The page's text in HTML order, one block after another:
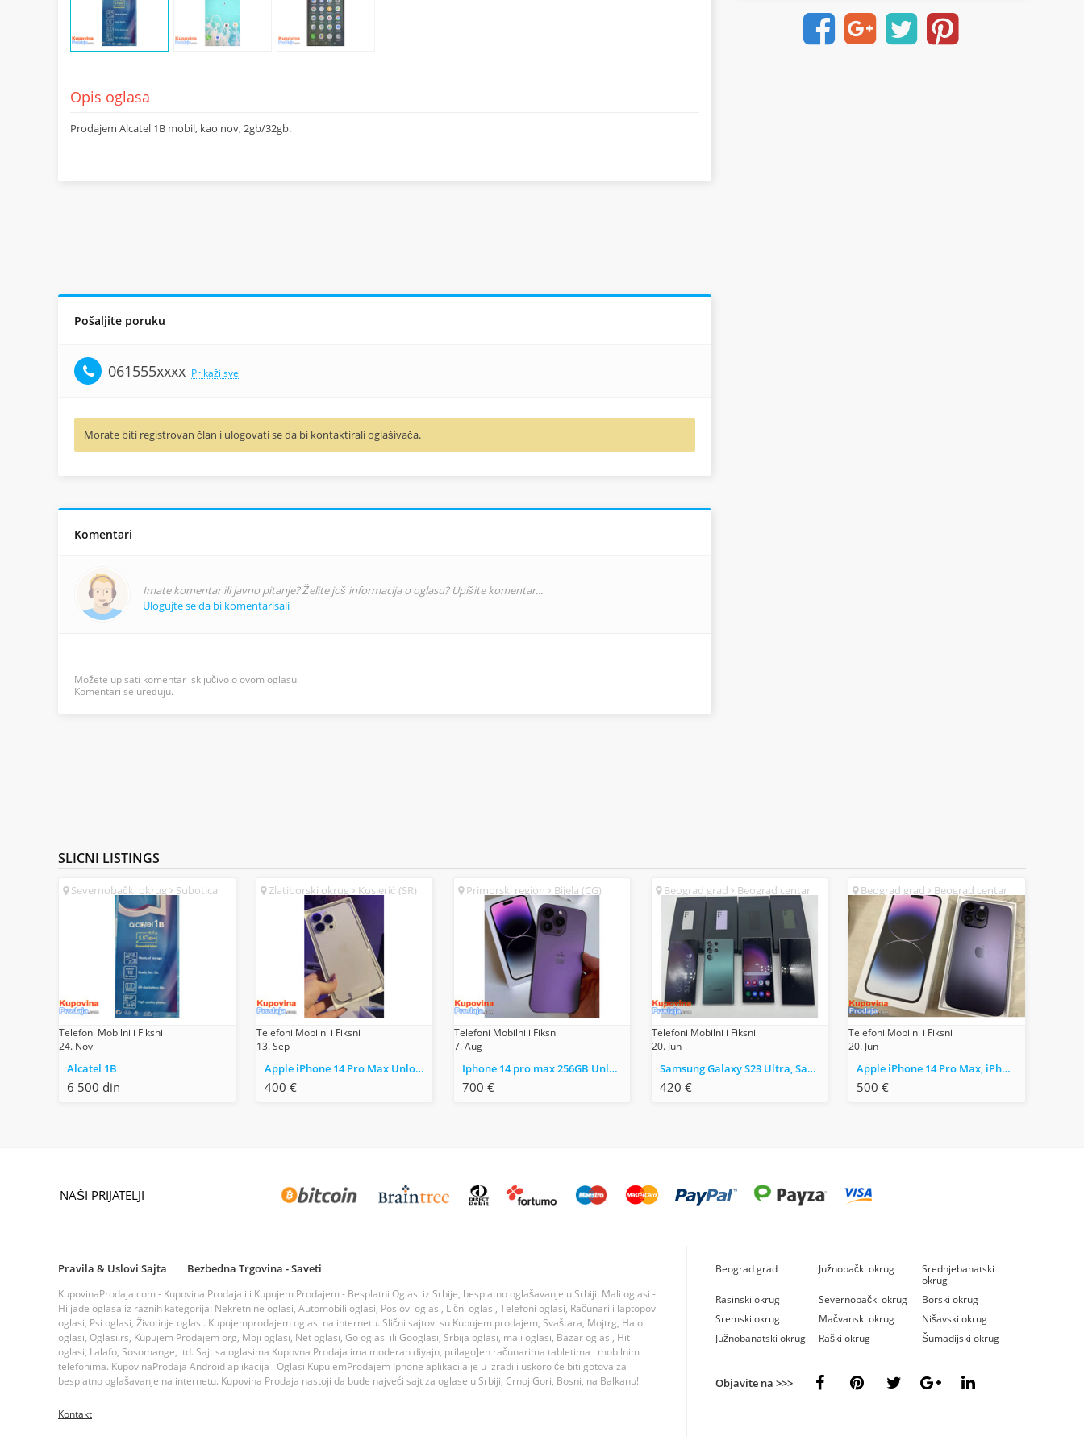
Opis oglasa
Prodajem Alcatel 1B mobil, kao nov, 2gb/32gb.
Pošaljite poruku
061555xxxx Prikaži sve
Morate biti registrovan član i ulogovati se da bi kontaktirali oglašivača.
Komentari
Imate komentar ili javno pitanje? Želite još informacija o oglasu? Upišite komentar...
Ulogujte se da bi komentarisali
Možete upisati komentar isključivo o ovom oglasu.
Komentari se uređuju.
SLICNI LISTINGS
Severnobački okrug Subotica
Telefoni Mobilni i Fiksni
24. Nov
Alcatel 1B
6 500 din
Zlatiborski okrug Kosjerić (SR)
Telefoni Mobilni i Fiksni
13. Sep
Apple iPhone 14 Pro Max Unlocked
400 €
Primorski region Bijela (CG)
Telefoni Mobilni i Fiksni
7. Aug
Iphone 14 pro max 256GB Unlocked
700 €
Beograd grad
Beograd centar
Telefoni Mobilni i Fiksni
20. Jun
Samsung Galaxy S23 Ultra, Samsung S23+, Samsung S23, iPhone 14 Max, iPhone 14 Pro, iPhone 14 Plus
420 €
Beograd grad Beograd centar
(SR)
Telefoni Mobilni i Fiksni
20. Jun
Apple iPhone 14 Pro Max, iPhone 14 Pro, iPhone 14, iPhone 14 Plus, iPhone 13 Pro Max, iPhone 13 Pro
500 €
NAŠI PRIJATELJI
Pravila & Uslovi Sajta Bezbedna Trgovina - Saveti
KupovinaProdaja.com - Kupovina Prodaja ili Kupujem Prodajem - Besplatni Oglasi iz Srbije, besplatno oglašavanje u Srbiji. Mali oglasi -
Hiljade oglasa iz raznih kategorija: Nekretnine oglasi, Automobili oglasi, Poslovi oglasi, Lični oglasi, Telefoni oglasi, Računari i laptopovi
oglasi, Psi oglasi, Životinje oglasi. Kupujemprodajem oglasi na internetu. Slični sajtovi su Kupujem prodajem, Svaštara, Mojtrg, Halo
oglasi, Oglasi.rs, Kupujem Prodajem org, Moji oglasi, Net oglasi, Go oglasi ili Googlasi, Srbija oglasi, mali oglasi, Bazar oglasi, Hit
oglasi, Lalafo, Sosomange, itd. Sajt sa oglasima Kupovna Prodaja ima moderan diyajn, prilago]en računarima tabletima i mobilnim
telefonima. KupovinaProdaja Android aplikacija i Oglasi KupujemProdajem Iphone aplikacija je u izradi i uskoro će biti gotova za
besplatno oglašavanje na internetu. Kupovina Prodaja nastoji da bude najveći sajt za oglase u Srbiji, Crnoj Gori, Bosni, na Balkanu!
Kontakt
Beograd grad Južnobački okrug
Srednjebanatski
okrug
Rasinski okrug
Severnobački okrug
Borski okrug
Sremski okrug
Mačvanski okrug
Nišavski okrug
Južnobanatski okrug
Raški okrug Šumadijski okrug
Objavite na >>>